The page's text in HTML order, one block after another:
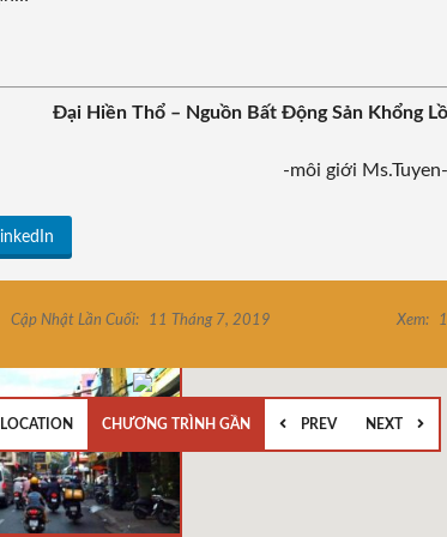
Đại Hiền Thổ – Nguồn Bất Động Sản Khổng Lồ
-môi giới Ms.Tuyen-
Cập Nhật Lần Cuối: 11 Tháng 7, 2019 Xem:
CHƯƠNG TRÌNH GẦN PREV NEXT